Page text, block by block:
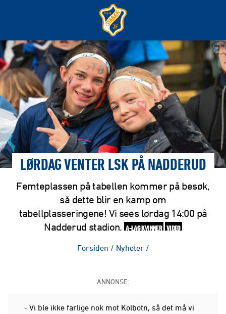
LØRDAG VENTER LSK PÅ NADDERUD
Femteplassen på tabellen kommer på besøk,
så dette blir en kamp om
tabellplasseringene! Vi sees lørdag 14:00 på
Nadderud stadion. A-LAG KVINNER VIDEO
Forsiden / Nyheter /
ANNONSE:
- Vi ble ikke farlige nok mot Kolbotn, så det må vi